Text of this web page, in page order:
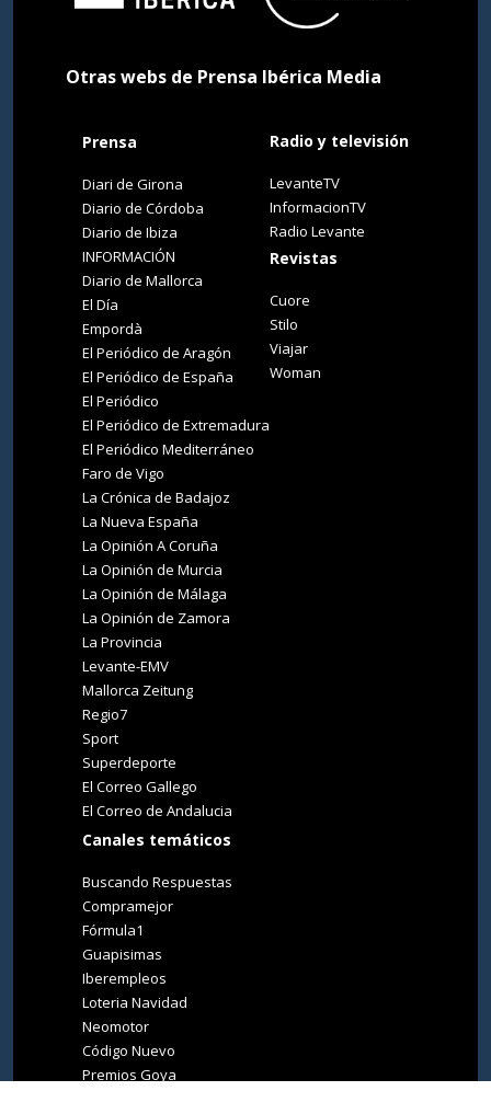
Otras webs de Prensa Ibérica Media
Prensa
Diari de Girona
Diario de Córdoba
Diario de Ibiza
INFORMACIÓN
Diario de Mallorca
El Día
Empordà
El Periódico de Aragón
El Periódico de España
El Periódico
El Periódico de Extremadura
El Periódico Mediterráneo
Faro de Vigo
La Crónica de Badajoz
La Nueva España
La Opinión A Coruña
La Opinión de Murcia
La Opinión de Málaga
La Opinión de Zamora
La Provincia
Levante-EMV
Mallorca Zeitung
Regio7
Sport
Superdeporte
El Correo Gallego
El Correo de Andalucia
Canales temáticos
Buscando Respuestas
Compramejor
Fórmula1
Guapisimas
Iberempleos
Loteria Navidad
Neomotor
Código Nuevo
Premios Goya
Radio y televisión
LevanteTV
InformacionTV
Radio Levante
Revistas
Cuore
Stilo
Viajar
Woman